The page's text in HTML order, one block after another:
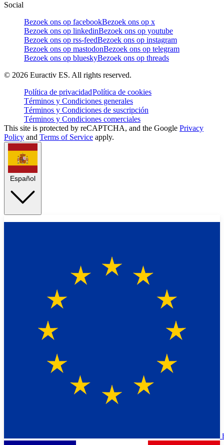
Social
Bezoek ons op facebookBezoek ons op x
Bezoek ons op linkedinBezoek ons op youtube
Bezoek ons op rss-feedBezoek ons op instagram
Bezoek ons op mastodonBezoek ons op telegram
Bezoek ons op blueskyBezoek ons op threads
© 2026 Euractiv ES. All rights reserved.
Política de privacidadPolítica de cookies
Términos y Condiciones generales
Términos y Condiciones de suscripción
Términos y Condiciones comerciales
This site is protected by reCAPTCHA, and the Google Privacy
Policy and Terms of Service apply.
Español